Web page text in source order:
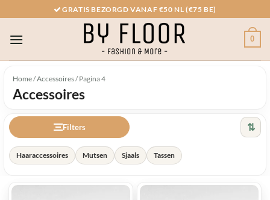
inhoud
GRATIS BEZORGD VANAF €50 NL (€75 BE)
0
Home/Accessoires/Pagina 4
Accessoires
Filters ⇅
Haaraccessoires Mutsen Sjaals Tassen